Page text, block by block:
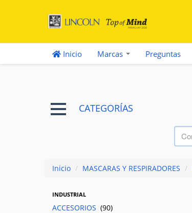
Inicio Marcas Preguntas
CATEGORÍAS
Inicio / MASCARAS Y RESPIRADORES /
INDUSTRIAL
ACCESORIOS (90)